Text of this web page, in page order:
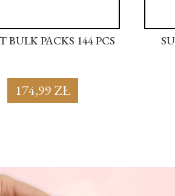
BULK PACKS 144 PCS
174,99 ZŁ